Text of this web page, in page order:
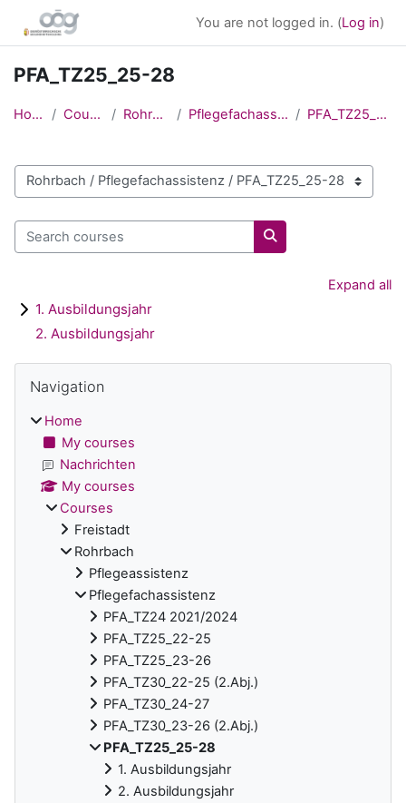
Skip to main content
You are not logged in. (Log in)
PFA_TZ25_25-28
Home Courses Rohrbach Pflegefachassistenz PFA_TZ25_25-28
Course categories
Search courses
Search courses
Expand all
1. Ausbildungsjahr
2. Ausbildungsjahr
Blocks
Navigation
Home
My courses
Nachrichten
My courses
Courses
Freistadt
Rohrbach
Pflegeassistenz
Pflegefachassistenz
PFA_TZ24 2021/2024
PFA_TZ25_22-25
PFA_TZ25_23-26
PFA_TZ30_22-25 (2.Abj.)
PFA_TZ30_24-27
PFA_TZ30_23-26 (2.Abj.)
PFA_TZ25_25-28
1. Ausbildungsjahr
2. Ausbildungsjahr